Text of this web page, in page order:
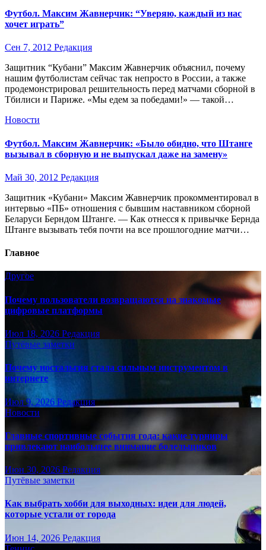
Футбол. Максим Жавнерчик: “Уверяю, каждый из нас
хочет играть”
Сен 7, 2012 Редакция
Защитник “Кубани” Максим Жавнерчик объяснил, почему
нашим футболистам сейчас так непросто в России, а также
продемонстрировал решительность перед матчами сборной в
Тбилиси и Париже. «Мы едем за победами!» — такой…
Новости
Футбол. Максим Жавнерчик: «Было обидно, что Штанге
вызывал в сборную и не выпускал даже на замену»
Май 30, 2012 Редакция
Защитник «Кубани» Максим Жавнерчик прокомментировал в
интервью «ПБ» отношения с бывшим наставником сборной
Беларуси Берндом Штанге. — Как отнесся к привычке Бернда
Штанге вызывать тебя почти на все прошлогодние матчи…
Главное
Другое
Почему пользователи возвращаются на знакомые
цифровые платформы
Июл 18, 2026 Редакция
Путёвые заметки
Почему ностальгия стала сильным инструментом в
интернете
Июл 9, 2026 Редакция
Новости
Главные спортивные события года: какие турниры
привлекают наибольшее внимание болельщиков
Июн 30, 2026 Редакция
Путёвые заметки
Как выбрать хобби для выходных: идеи для людей,
которые устали от города
Июн 14, 2026 Редакция